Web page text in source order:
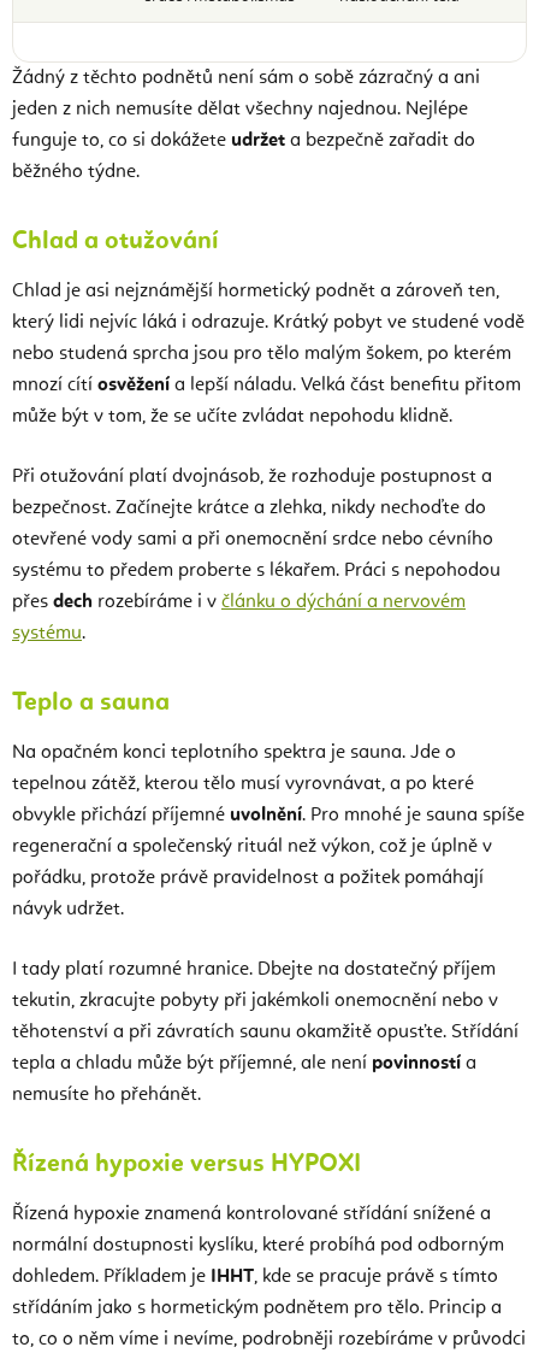
Žádný z těchto podnětů není sám o sobě zázračný a ani
jeden z nich nemusíte dělat všechny najednou. Nejlépe
funguje to, co si dokážete udržet a bezpečně zařadit do
běžného týdne.
Chlad a otužování
Chlad je asi nejznámější hormetický podnět a zároveň ten,
který lidi nejvíc láká i odrazuje. Krátký pobyt ve studené vodě
nebo studená sprcha jsou pro tělo malým šokem, po kterém
mnozí cítí osvěžení a lepší náladu. Velká část benefitu přitom
může být v tom, že se učíte zvládat nepohodu klidně.
Při otužování platí dvojnásob, že rozhoduje postupnost a
bezpečnost. Začínejte krátce a zlehka, nikdy nechoďte do
otevřené vody sami a při onemocnění srdce nebo cévního
systému to předem proberte s lékařem. Práci s nepohodou
přes dech rozebíráme i v článku o dýchání a nervovém
systému.
Teplo a sauna
Na opačném konci teplotního spektra je sauna. Jde o
tepelnou zátěž, kterou tělo musí vyrovnávat, a po které
obvykle přichází příjemné uvolnění. Pro mnohé je sauna spíše
regenerační a společenský rituál než výkon, což je úplně v
pořádku, protože právě pravidelnost a požitek pomáhají
návyk udržet.
I tady platí rozumné hranice. Dbejte na dostatečný příjem
tekutin, zkracujte pobyty při jakémkoli onemocnění nebo v
těhotenství a při závratích saunu okamžitě opusťte. Střídání
tepla a chladu může být příjemné, ale není povinností a
nemusíte ho přehánět.
Řízená hypoxie versus HYPOXI
Řízená hypoxie znamená kontrolované střídání snížené a
normální dostupnosti kyslíku, které probíhá pod odborným
dohledem. Příkladem je IHHT, kde se pracuje právě s tímto
střídáním jako s hormetickým podnětem pro tělo. Princip a
to, co o něm víme i nevíme, podrobněji rozebíráme v průvodci